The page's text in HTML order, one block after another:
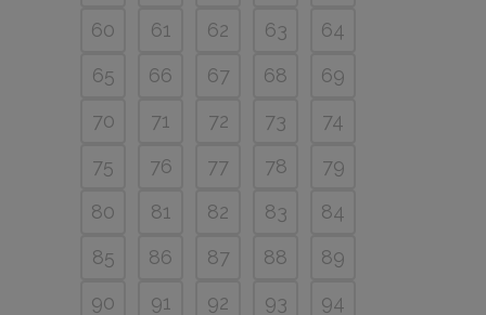
60
61 62 63
64
65
66 67 68
69
70
71 72 73
74
75
76 77 78
79
80
81 82 83
84
85
86 87 88
89
90
91 92 93
94